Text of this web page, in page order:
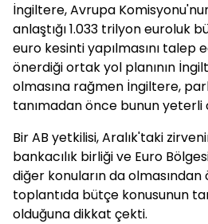
İngiltere, Avrupa
anlaştığı 1.033 trilyon euroluk
euro kesinti yapılmasını talep
önerdiği ortak yol planının
olmasına rağmen İngiltere,
tanımadan önce bunun yeterli
Bir AB yetkilisi, Aralık'taki
bankacılık birliği ve Euro
diğer konuların da
toplantıda bütçe konusunun
olduğuna dikkat çekti.